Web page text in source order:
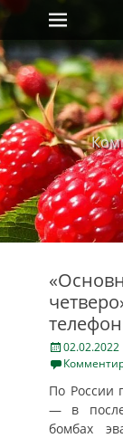
Skip
content
Primary
Posted
on
02.02.2022
По России
— в
бомбах